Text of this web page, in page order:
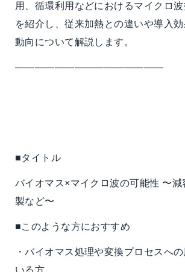
用、循環利用などにおけるマイクロ
を紹介し、従来加熱との違いや導入
動向について解説します。
———————————————
■タイトル
バイオマス×マイクロ波の可能性 〜
製など〜
■このような方におすすめ
・バイオマス処理や変換プロセスへ
いる方